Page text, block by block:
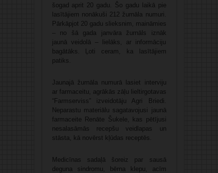
šogad aprit 20 gadu. Šo gadu laikā pie
lasītājiem nonākuši 212 žurnāla numuri.
Pārkāpjot 20 gadu slieksnim, maināmies
– no šā gada janvāra žurnāls iznāk
jaunā veidolā – lielāks, ar informāciju
bagātāks. Ļoti ceram, ka lasītājiem
patiks.
Jaunajā žurnāla numurā lasiet interviju
ar farmaceitu, agrākās zāļu lieltirgotavas
“Farmserviss” izveidotāju Agri Briedi.
Neparastu materiālu sagatavojusi jaunā
farmaceite Renāte Šukele, kas pētījusi
nesalasāmās recepšu veidlapas un
stāsta, kā novērst kļūdas receptēs.
Medicīnas sadaļā šoreiz par sausā
deguna sindromu, bērna klepu, acīm